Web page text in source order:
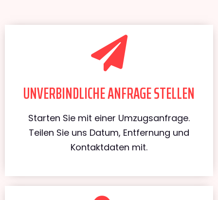
UNVERBINDLICHE ANFRAGE STELLEN
Starten Sie mit einer Umzugsanfrage.
Teilen Sie uns Datum, Entfernung und
Kontaktdaten mit.